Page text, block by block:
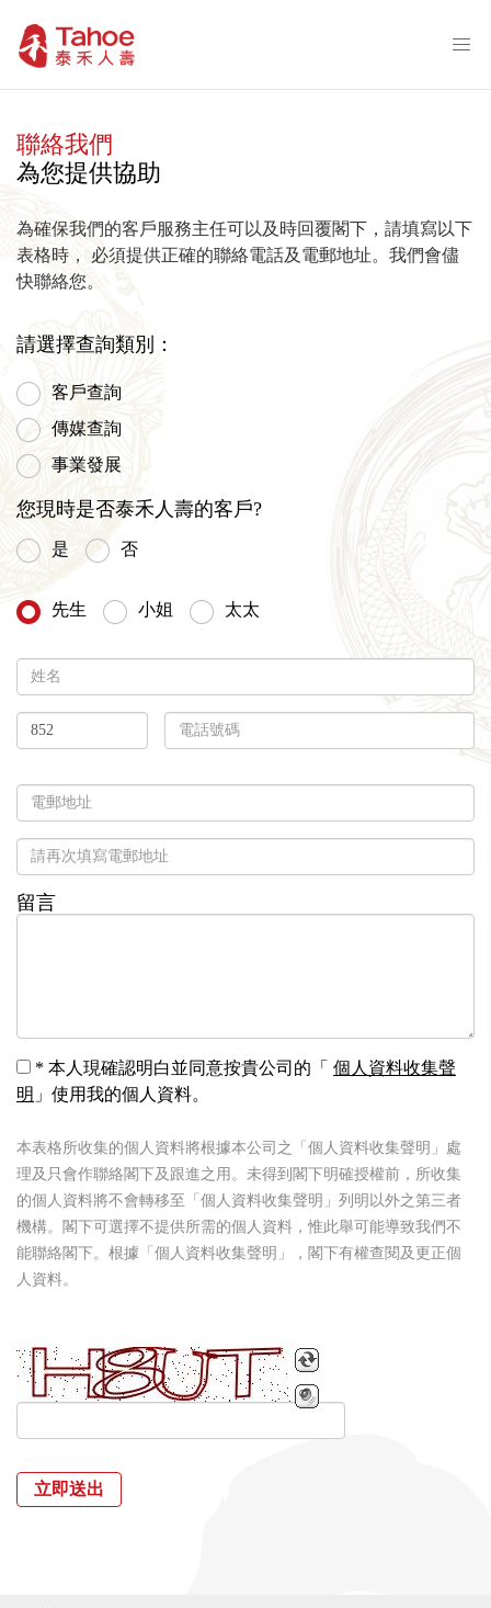
聯絡我們
為您提供協助
為確保我們的客戶服務主任可以及時回覆閣下，請填寫以下
表格時， 必須提供正確的聯絡電話及電郵地址。我們會儘
快聯絡您。
請選擇查詢類別：
客戶查詢
傳媒查詢
事業發展
您現時是否泰禾人壽的客戶?
是 否
先生 小姐 太太
留言
* 本人現確認明白並同意按貴公司的「 個人資料收集聲
明 」使用我的個人資料。
本表格所收集的個人資料將根據本公司之「個人資料收集聲明」處
理及只會作聯絡閣下及跟進之用。未得到閣下明確授權前，所收集
的個人資料將不會轉移至「個人資料收集聲明」列明以外之第三者
機構。閣下可選擇不提供所需的個人資料，惟此舉可能導致我們不
能聯絡閣下。根據「個人資料收集聲明」，閣下有權查閱及更正個
人資料。
立即送出